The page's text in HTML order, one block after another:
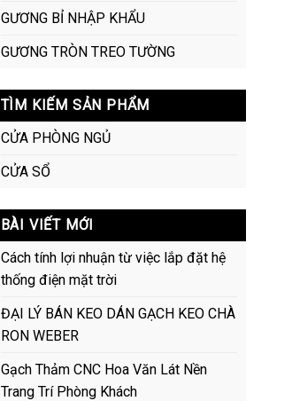
GƯƠNG BỈ NHẬP KHẨU
GƯƠNG TRÒN TREO TƯỜNG
TÌM KIẾM SẢN PHẨM
CỬA PHÒNG NGỦ
CỬA SỔ
BÀI VIẾT MỚI
Cách tính lợi nhuận từ việc lắp đặt hệ
thống điện mặt trời
ĐẠI LÝ BÁN KEO DÁN GẠCH KEO CHÀ
RON WEBER
Gạch Thảm CNC Hoa Văn Lát Nền
Trang Trí Phòng Khách